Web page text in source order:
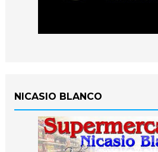
NICASIO BLANCO